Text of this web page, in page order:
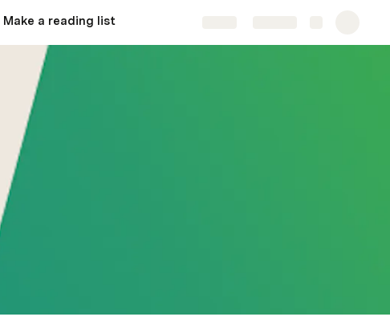
Make a reading list